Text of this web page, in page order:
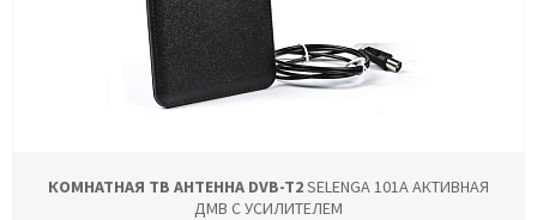
КОМНАТНАЯ ТВ АНТЕННА DVB-T2SELENGA 101A АКТИВНАЯ
ДМВ С УСИЛИТЕЛЕМ